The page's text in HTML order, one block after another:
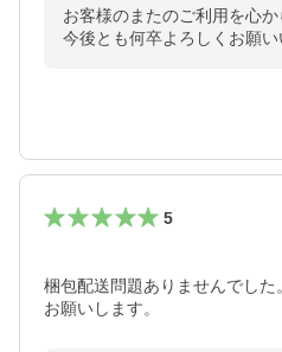
お客様のまたのご利用を心か
今後とも何卒よろしくお願い
5
梱包配送問題ありませんでし
お願いします。